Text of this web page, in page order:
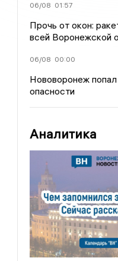
06/08 01:57
Прочь от окон:
всей Воронежской
06/08 00:00
Нововоронеж
опасности
Аналитика